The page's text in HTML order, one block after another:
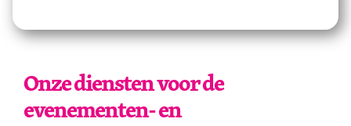
Onze diensten voor de
evenementen- en